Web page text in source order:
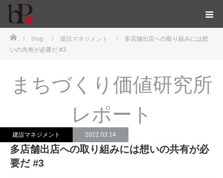
ホームblog 建設マネジメント
多店舗出店への取り組みには想
いの共有が必要だ #3
まちづくり価値研究所
レポート
建設マネジメント 2022.03.14
多店舗出店への取り組みには想いの共有が必
要だ #3